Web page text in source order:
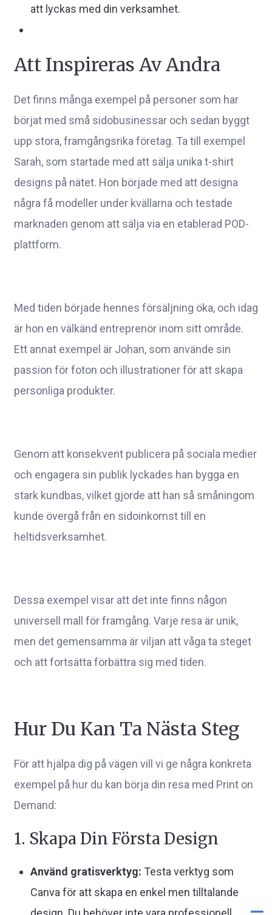
att lyckas med din verksamhet.
Att Inspireras Av Andra
Det finns många exempel på personer som har
börjat med små sidobusinessar och sedan byggt
upp stora, framgångsrika företag. Ta till exempel
Sarah, som startade med att sälja unika t-shirt
designs på nätet. Hon började med att designa
några få modeller under kvällarna och testade
marknaden genom att sälja via en etablerad POD-
plattform.
Med tiden började hennes försäljning öka, och idag
är hon en välkänd entreprenör inom sitt område.
Ett annat exempel är Johan, som använde sin
passion för foton och illustrationer för att skapa
personliga produkter.
Genom att konsekvent publicera på sociala medier
och engagera sin publik lyckades han bygga en
stark kundbas, vilket gjorde att han så småningom
kunde övergå från en sidoinkomst till en
heltidsverksamhet.
Dessa exempel visar att det inte finns någon
universell mall för framgång. Varje resa är unik,
men det gemensamma är viljan att våga ta steget
och att fortsätta förbättra sig med tiden.
Hur Du Kan Ta Nästa Steg
För att hjälpa dig på vägen vill vi ge några konkreta
exempel på hur du kan börja din resa med Print on
Demand:
1. Skapa Din Första Design
Använd gratisverktyg: Testa verktyg som
Canva för att skapa en enkel men tilltalande